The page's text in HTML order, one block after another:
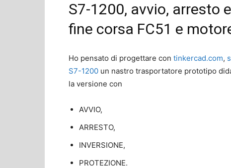
S7-1200, avvio, arresto
fine corsa FC51 e
Ho pensato di progettare con tinkercad.com,
S7-1200 un nastro trasportatore prototipo
la versione con
AVVIO,
ARRESTO,
INVERSIONE,
PROTEZIONE.